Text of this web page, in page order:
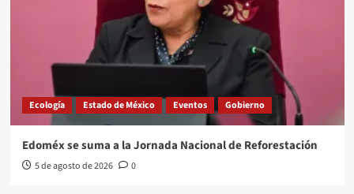
Ecología Estado de México Eventos Gobierno
Edoméx se suma a la Jornada Nacional de Reforestación
5 de agosto de 2026 0